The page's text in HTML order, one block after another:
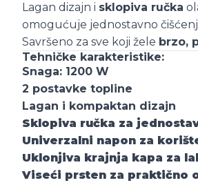
Lagan dizajn i sklopiva ručka
omogućuje jednostavno
Savršeno za sve koji žele brzo,
Tehničke karakteristike:
Snaga: 1200 W
2 postavke topline
Lagan i kompaktan dizajn
Sklopiva ručka za
Univerzalni napon za
Uklonjiva krajnja kapa za
Viseći prsten za praktično